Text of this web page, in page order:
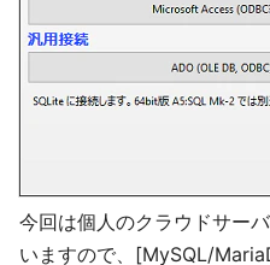
今回は個人のクラウドサー
いますので、[MySQL/